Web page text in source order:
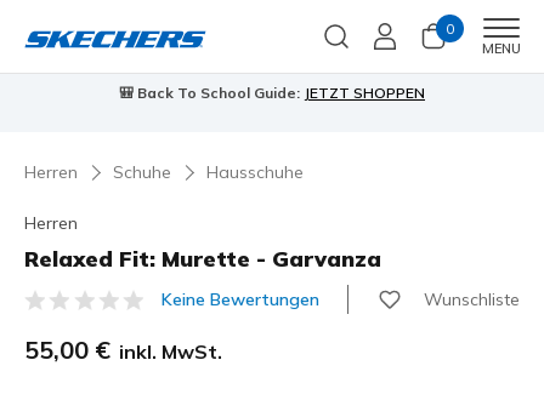
0
MENU
🎒 Back To School Guide: JETZT SHOPPEN
Herren Schuhe Hausschuhe
Herren
Relaxed Fit: Murette - Garvanza
5 von 5 Kundenbewertungen
Keine Bewertungen Wunschliste
55,00 € inkl. MwSt.